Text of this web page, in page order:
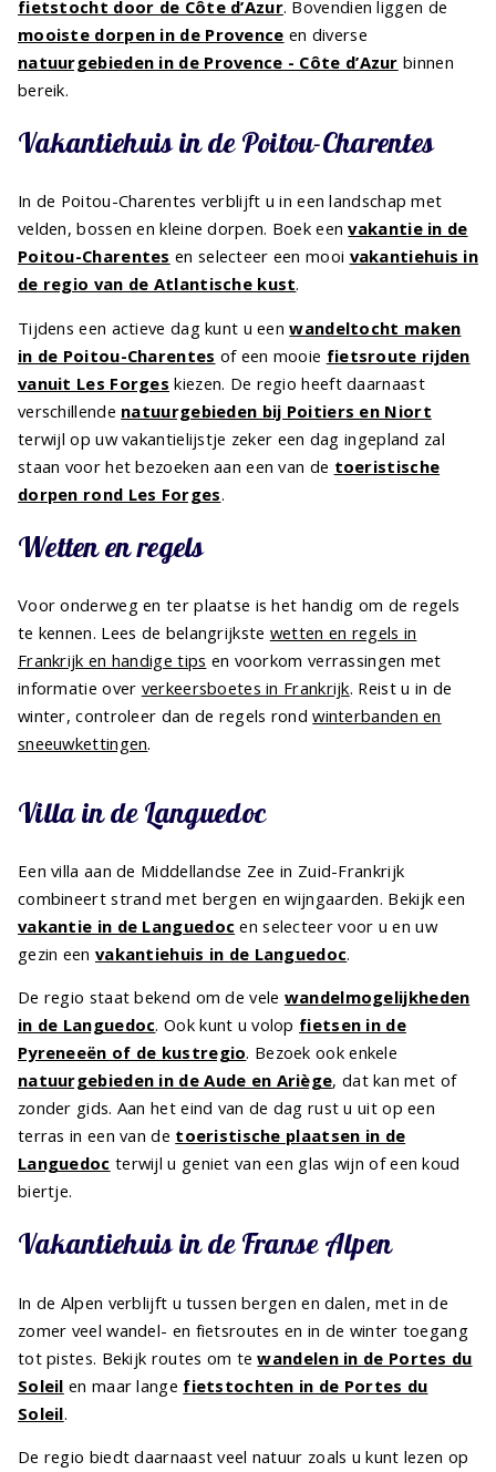
fietstocht door de Côte d’Azur. Bovendien liggen de
mooiste dorpen in de Provence en diverse
natuurgebieden in de Provence - Côte d’Azur binnen
bereik.
Vakantiehuis in de Poitou-Charentes
In de Poitou-Charentes verblijft u in een landschap met
velden, bossen en kleine dorpen. Boek eenvakantie in de
Poitou-Charentes en selecteer een mooi vakantiehuis in
de regio van de Atlantische kust.
Tijdens een actieve dag kunt u eenwandeltocht maken
in de Poitou-Charentes of een mooie fietsroute rijden
vanuit Les Forges kiezen. De regio heeft daarnaast
verschillende natuurgebieden bij Poitiers en Niort
terwijl op uw vakantielijstje zeker een dag ingepland zal
staan voor het bezoeken aan een van de toeristische
dorpen rond Les Forges.
Wetten en regels
Voor onderweg en ter plaatse is het handig om de regels
te kennen. Lees de belangrijkste wetten en regels in
Frankrijk en handige tips en voorkom verrassingen met
informatie over verkeersboetes in Frankrijk. Reist u in de
winter, controleer dan de regels rondwinterbanden en
sneeuwkettingen.
Villa in de Languedoc
Een villa aan de Middellandse Zee in Zuid-Frankrijk
combineert strand met bergen en wijngaarden. Bekijk een
vakantie in de Languedoc en selecteer voor u en uw
gezin een vakantiehuis in de Languedoc.
De regio staat bekend om de vele wandelmogelijkheden
in de Languedoc. Ook kunt u volop fietsen in de
Pyreneeën of de kustregio. Bezoek ook enkele
natuurgebieden in de Aude en Ariège, dat kan met of
zonder gids. Aan het eind van de dag rust u uit op een
terras in een van de toeristische plaatsen in de
Languedoc terwijl u geniet van een glas wijn of een koud
biertje.
Vakantiehuis in de Franse Alpen
In de Alpen verblijft u tussen bergen en dalen, met in de
zomer veel wandel- en fietsroutes en in de winter toegang
tot pistes. Bekijk routes om tewandelen in de Portes du
Soleil en maar lange fietstochten in de Portes du
Soleil.
De regio biedt daarnaast veel natuur zoals u kunt lezen op